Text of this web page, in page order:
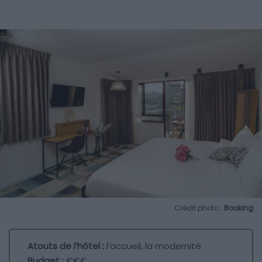
Crédit photo : Booking
Atouts de l’hôtel : l’accueil, la modernité